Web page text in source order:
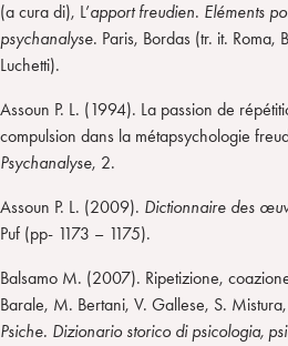
(a cura di), L’apport freudien. Eléments
psychanalyse. Paris, Bordas (tr. it.
Luchetti).
Assoun P. L. (1994). La passion de
compulsion dans la métapsychologie
Psychanalyse, 2.
Assoun P. L. (2009). Dictionnaire des
Puf (pp- 1173 – 1175).
Balsamo M. (2007). Ripetizione,
Barale, M. Bertani, V. Gallese, S.
Psiche. Dizionario storico di psicologia,